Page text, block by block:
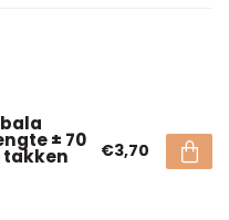
± 70
takken €3,70